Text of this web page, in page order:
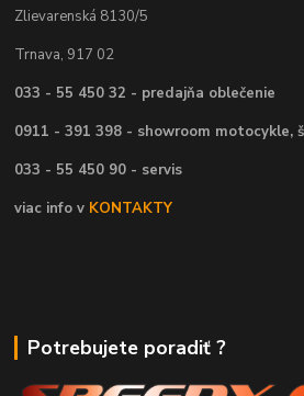
Zlievarenská 8130/5
Trnava, 917 02
033 - 55 450 32 - predajňa oblečenie
0911 - 391 398 - showroom motocykle,
033 - 55 450 90 - servis
viac info v KONTAKTY
Potrebujete poradiť ?